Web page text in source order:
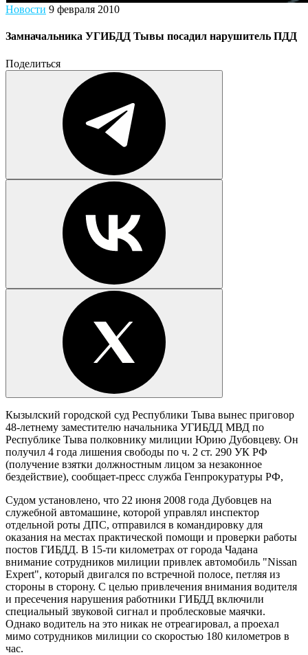
Новости 9 февраля 2010
Замначальника УГИБДД Тывы посадил нарушитель ПДД
Поделиться
Кызылский городской суд Республики Тыва вынес приговор
48-летнему заместителю начальника УГИБДД МВД по
Республике Тыва полковнику милиции Юрию Дубовцеву. Он
получил 4 года лишения свободы по ч. 2 ст. 290 УК РФ
(получение взятки должностным лицом за незаконное
бездействие), сообщает-пресс служба Генпрокуратуры РФ,
Судом установлено, что 22 июня 2008 года Дубовцев на
служебной автомашине, которой управлял инспектор
отдельной роты ДПС, отправился в командировку для
оказания на местах практической помощи и проверки работы
постов ГИБДД. В 15-ти километрах от города Чадана
внимание сотрудников милиции привлек автомобиль "Nissan
Expert", который двигался по встречной полосе, петляя из
стороны в сторону. С целью привлечения внимания водителя
и пресечения нарушения работники ГИБДД включили
специальный звуковой сигнал и проблесковые маячки.
Однако водитель на это никак не отреагировал, а проехал
мимо сотрудников милиции со скоростью 180 километров в
час.